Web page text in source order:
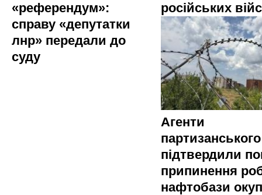
«референдум»:
справу «депутатки
лнр» передали до
суду
російських
Агенти
підтвердили
припинення
нафтобази